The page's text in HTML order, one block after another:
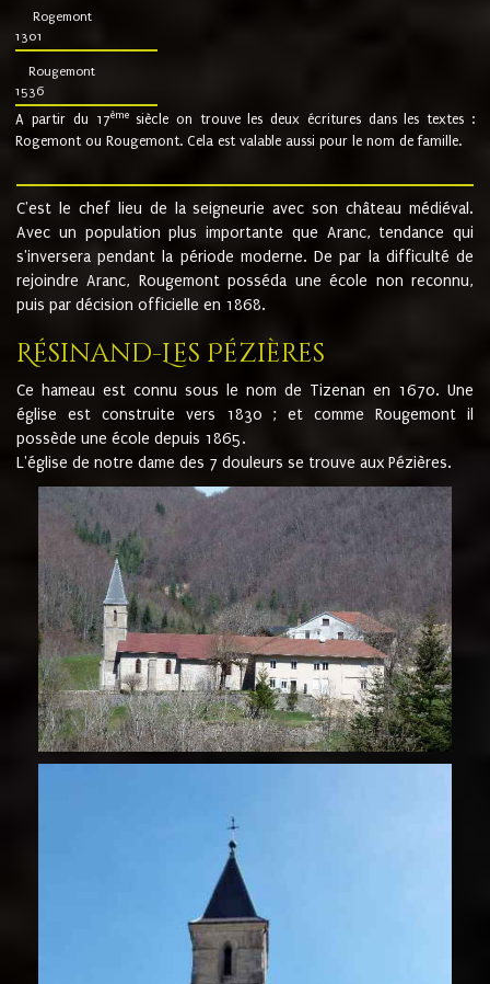
Rogemont
1301
Rougemont
1536
A partir du 17ème siècle on trouve les deux écritures dans les textes :
Rogemont ou Rougemont. Cela est valable aussi pour le nom de famille.
C'est le chef lieu de la seigneurie avec son château médiéval.
Avec un population plus importante que Aranc, tendance qui
s'inversera pendant la période moderne. De par la difficulté de
rejoindre Aranc, Rougemont posséda une école non reconnu,
puis par décision officielle en 1868.
Résinand-Les Pézières
Ce hameau est connu sous le nom de Tizenan en 1670. Une
église est construite vers 1830 ; et comme Rougemont il
possède une école depuis 1865.
L'église de notre dame des 7 douleurs se trouve aux Pézières.